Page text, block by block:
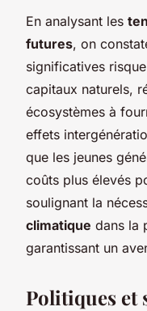
En analysant les
futures, on
significatives
capitaux naturels,
écosystèmes à
effets
que les jeunes
coûts plus élevés
soulignant la
climatique dans la
garantissant un
Politiques et